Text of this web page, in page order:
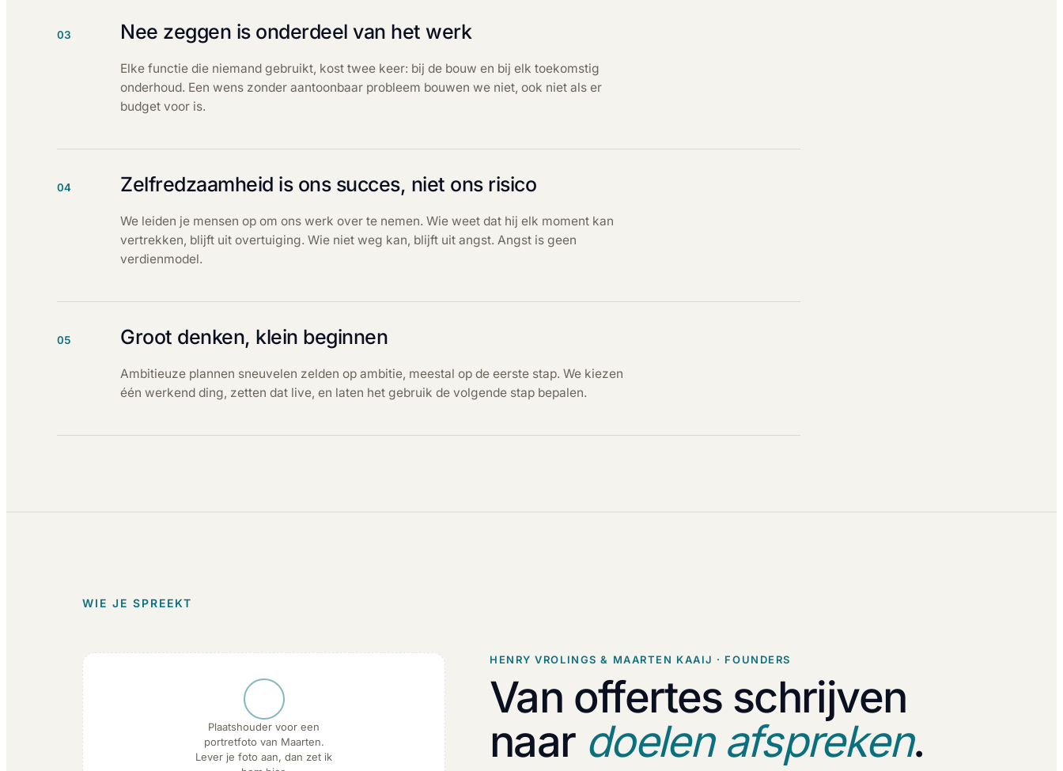
03 Nee zeggen is onderdeel van het werk
Elke functie die niemand gebruikt, kost twee keer: bij de bouw en bij elk toekomstig
onderhoud. Een wens zonder aantoonbaar probleem bouwen we niet, ook niet als er
budget voor is.
04 Zelfredzaamheid is ons succes, niet ons risico
We leiden je mensen op om ons werk over te nemen. Wie weet dat hij elk moment kan
vertrekken, blijft uit overtuiging. Wie niet weg kan, blijft uit angst. Angst is geen
verdienmodel.
05 Groot denken, klein beginnen
Ambitieuze plannen sneuvelen zelden op ambitie, meestal op de eerste stap. We kiezen
één werkend ding, zetten dat live, en laten het gebruik de volgende stap bepalen.
WIE JE SPREEKT
Plaatshouder voor een
portretfoto van Maarten.
Lever je foto aan, dan zet ik
HENRY VROLINGS & MAARTEN KAAIJ · FOUNDERS
Van offertes schrijven
naar doelen afspreken.